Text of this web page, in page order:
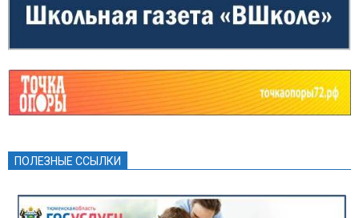
ПОЛЕЗНЫЕ ССЫЛКИ